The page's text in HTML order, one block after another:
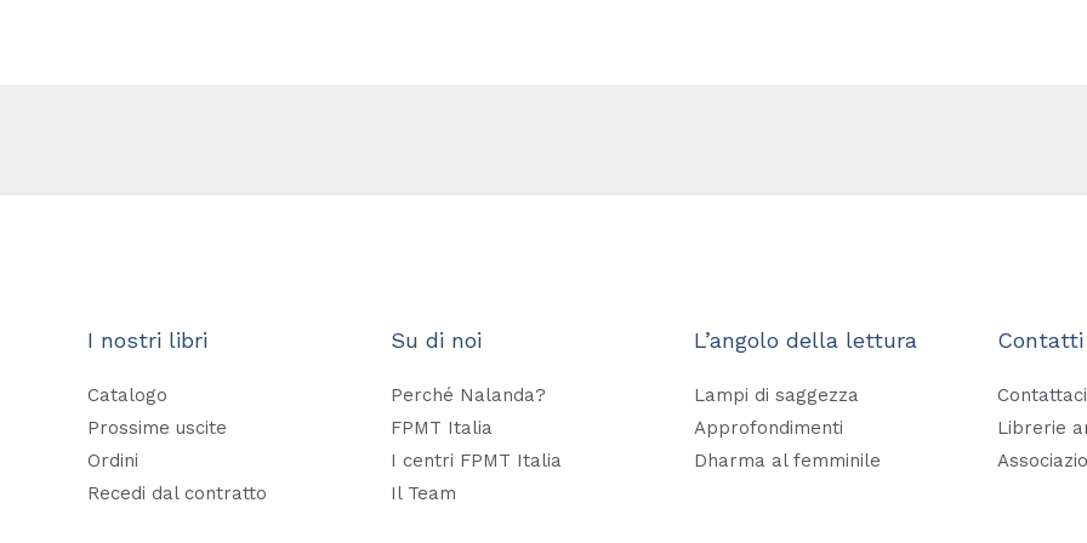
I nostri libri
Catalogo
Prossime uscite
Ordini
Recedi dal contratto
Su di noi
Perché Nalanda?
FPMT Italia
I centri FPMT Italia
Il Team
L’angolo della lettura
Lampi di saggezza
Approfondimenti
Dharma al femminile
Contatti
Contattaci
Librerie